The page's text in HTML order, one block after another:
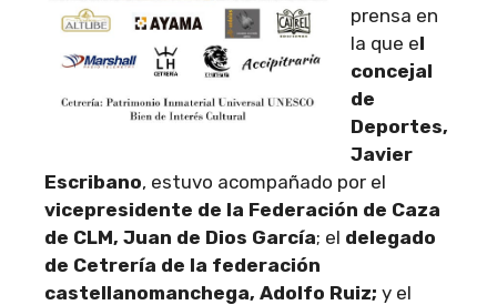
prensa en
la que el
concejal
de
Deportes,
Javier
Escribano, estuvo acompañado por el
vicepresidente de la Federación de Caza
de CLM, Juan de Dios García; el delegado
de Cetrería de la federación
castellanomanchega, Adolfo Ruiz; y el